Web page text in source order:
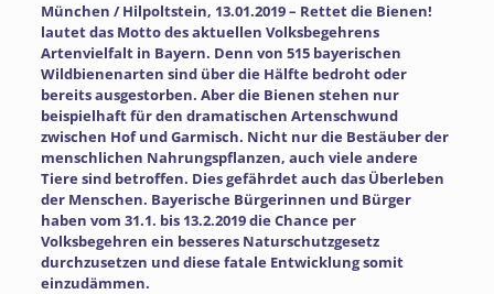
München / Hilpoltstein, 13.01.2019 – Rettet die Bienen!
lautet das Motto des aktuellen Volksbegehrens
Artenvielfalt in Bayern. Denn von 515 bayerischen
Wildbienenarten sind über die Hälfte bedroht oder
bereits ausgestorben. Aber die Bienen stehen nur
beispielhaft für den dramatischen Artenschwund
zwischen Hof und Garmisch. Nicht nur die Bestäuber der
menschlichen Nahrungspflanzen, auch viele andere
Tiere sind betroffen. Dies gefährdet auch das Überleben
der Menschen. Bayerische Bürgerinnen und Bürger
haben vom 31.1. bis 13.2.2019 die Chance per
Volksbegehren ein besseres Naturschutzgesetz
durchzusetzen und diese fatale Entwicklung somit
einzudämmen.